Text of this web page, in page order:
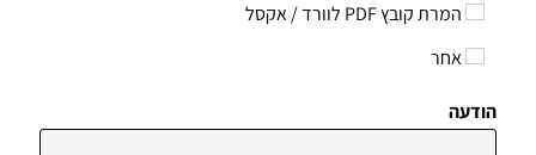
המרת קובץ PDF לוורד / אקסל
אחר
הודעה